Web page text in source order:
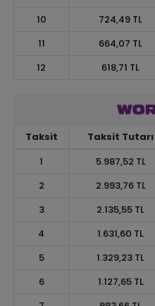
10
724,49 TL
11
664,07 TL
12
618,71 TL
Taksit Taksit Tutarı
1
5.987,52 TL
2
2.993,76 TL
3
2.135,55 TL
4
1.631,60 TL
5
1.329,23 TL
6
1.127,65 TL